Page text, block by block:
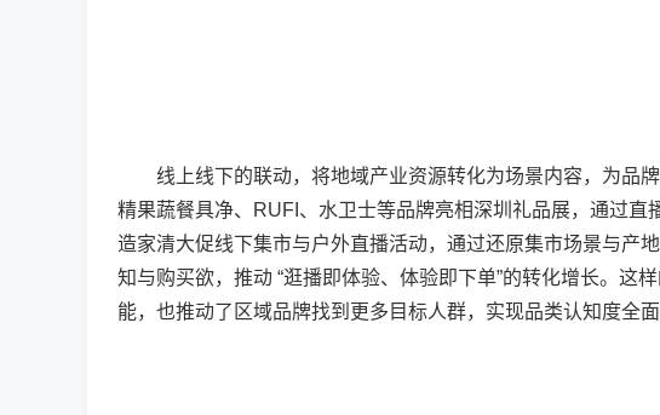
线上线下的联动，将地域产业资源转化为场景内容，为品
精果蔬餐具净、RUFI、水卫士等品牌亮相深圳礼品展，通过直
造家清大促线下集市与户外直播活动，通过还原集市场景与产
知与购买欲，推动 “逛播即体验、体验即下单”的转化增长。这
能，也推动了区域品牌找到更多目标人群，实现品类认知度全面